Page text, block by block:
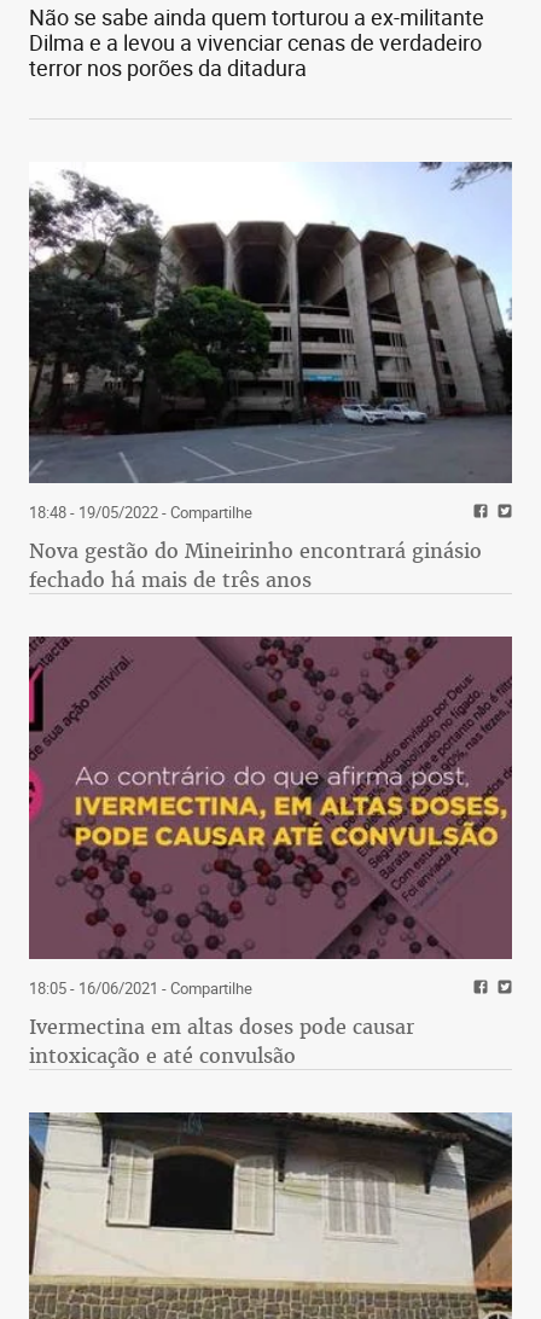
Não se sabe ainda quem torturou a ex-militante
Dilma e a levou a vivenciar cenas de verdadeiro
terror nos porões da ditadura
18:48 - 19/05/2022- Compartilhe
Nova gestão do Mineirinho encontrará ginásio
fechado há mais de três anos
18:05 - 16/06/2021 - Compartilhe
Ivermectina em altas doses pode causar
intoxicação e até convulsão